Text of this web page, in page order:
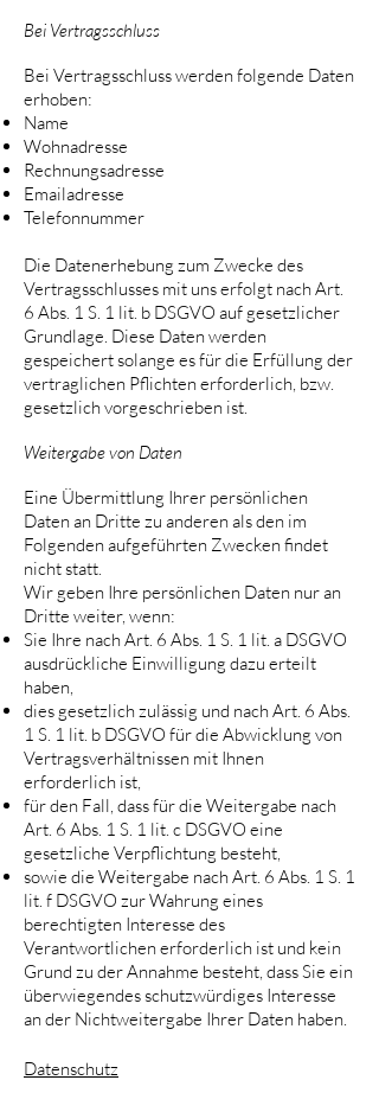
Bei Vertragsschluss
Bei Vertragsschluss werden folgende Daten
erhoben:
Name
Wohnadresse
Rechnungsadresse
Emailadresse
Telefonnummer
Die Datenerhebung zum Zwecke des
Vertragsschlusses mit uns erfolgt nach Art.
6 Abs. 1 S. 1 lit. b DSGVO auf gesetzlicher
Grundlage. Diese Daten werden
gespeichert solange es für die Erfüllung der
vertraglichen Pflichten erforderlich, bzw.
gesetzlich vorgeschrieben ist.
Weitergabe von Daten
Eine Übermittlung Ihrer persönlichen
Daten an Dritte zu anderen als den im
Folgenden aufgeführten Zwecken findet
nicht statt.
Wir geben Ihre persönlichen Daten nur an
Dritte weiter, wenn:
Sie Ihre nach Art. 6 Abs. 1 S. 1 lit. a DSGVO
ausdrückliche Einwilligung dazu erteilt
haben,
dies gesetzlich zulässig und nach Art. 6 Abs.
1 S. 1 lit. b DSGVO für die Abwicklung von
Vertragsverhältnissen mit Ihnen
erforderlich ist,
für den Fall, dass für die Weitergabe nach
Art. 6 Abs. 1 S. 1 lit. c DSGVO eine
gesetzliche Verpflichtung besteht,
sowie die Weitergabe nach Art. 6 Abs. 1 S. 1
lit. f DSGVO zur Wahrung eines
berechtigten Interesse des
Verantwortlichen erforderlich ist und kein
Grund zu der Annahme besteht, dass Sie ein
überwiegendes schutzwürdiges Interesse
an der Nichtweitergabe Ihrer Daten haben.
Datenschutz